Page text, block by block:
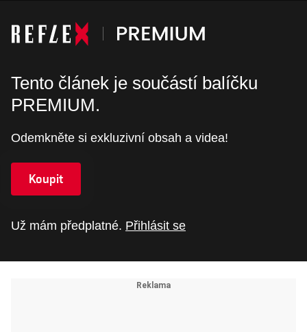
Tento článek je součástí balíčku
PREMIUM.
Odemkněte si exkluzivní obsah a videa!
Koupit
Už mám předplatné. Přihlásit se